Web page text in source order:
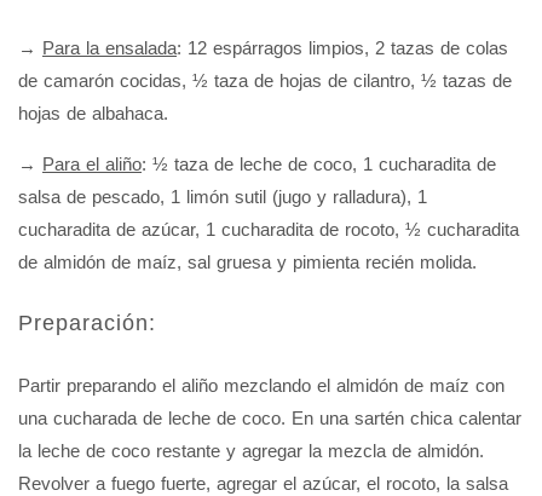
→ Para la ensalada: 12 espárragos limpios, 2 tazas de colas
de camarón cocidas, ½ taza de hojas de cilantro, ½ tazas de
hojas de albahaca.
→ Para el aliño: ½ taza de leche de coco, 1 cucharadita de
salsa de pescado, 1 limón sutil (jugo y ralladura), 1
cucharadita de azúcar, 1 cucharadita de rocoto, ½ cucharadita
de almidón de maíz, sal gruesa y pimienta recién molida.
Preparación:
Partir preparando el aliño mezclando el almidón de maíz con
una cucharada de leche de coco. En una sartén chica calentar
la leche de coco restante y agregar la mezcla de almidón.
Revolver a fuego fuerte, agregar el azúcar, el rocoto, la salsa